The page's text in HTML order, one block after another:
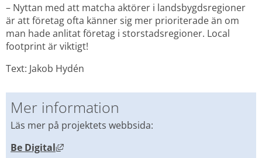
– Nyttan med att matcha aktörer i landsbygdsregioner
är att företag ofta känner sig mer prioriterade än om
man hade anlitat företag i storstadsregioner. Local
footprint är viktigt!
Text: Jakob Hydén
Mer information
Läs mer på projektets webbsida:
Be Digital
Länk till annan webbplats, öppnas i nytt